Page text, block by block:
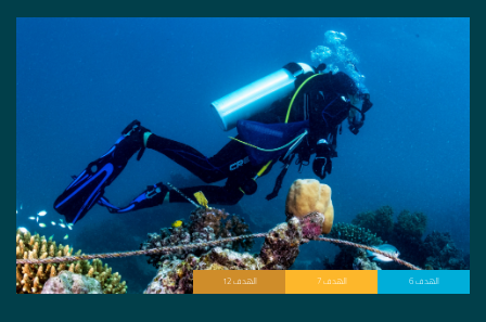
الهدف 6 الهدف 7 الهدف 12